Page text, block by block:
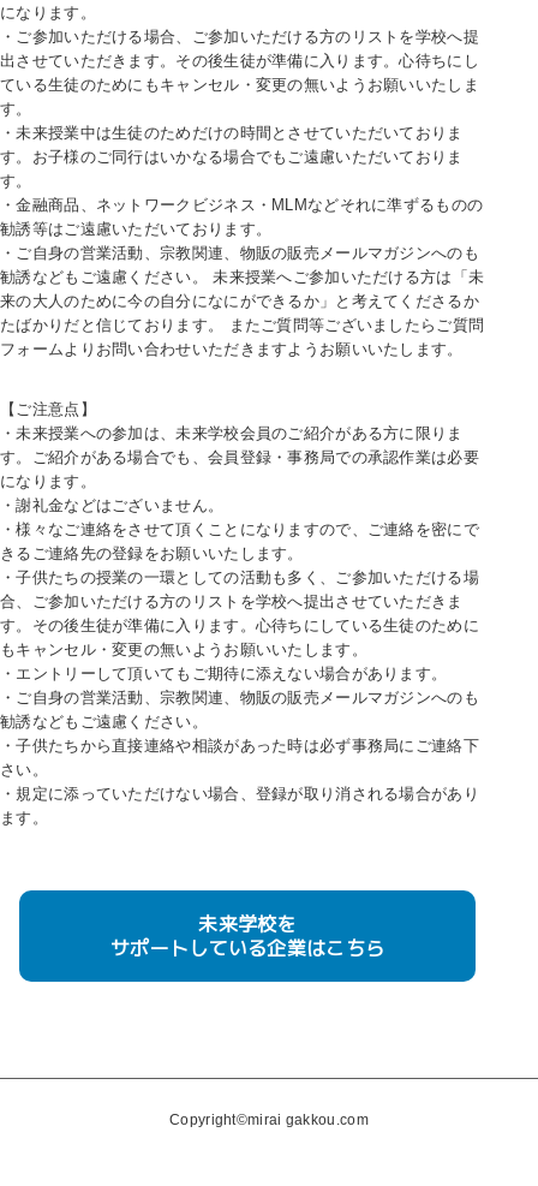
になります。
・ご参加いただける場合、ご参加いただける方のリストを学校へ提
出させていただきます。その後生徒が準備に入ります。心待ちにし
ている生徒のためにもキャンセル・変更の無いようお願いいたしま
す。
・未来授業中は生徒のためだけの時間とさせていただいておりま
す。お子様のご同行はいかなる場合でもご遠慮いただいておりま
す。
・金融商品、ネットワークビジネス・MLMなどそれに準ずるものの
勧誘等はご遠慮いただいております。
・ご自身の営業活動、宗教関連、物販の販売メールマガジンへのも
勧誘などもご遠慮ください。 未来授業へご参加いただける方は「未
来の大人のために今の自分になにができるか」と考えてくださるか
たばかりだと信じております。 またご質問等ございましたらご質問
フォームよりお問い合わせいただきますようお願いいたします。
【ご注意点】
・未来授業への参加は、未来学校会員のご紹介がある方に限りま
す。ご紹介がある場合でも、会員登録・事務局での承認作業は必要
になります。
・謝礼金などはございません。
・様々なご連絡をさせて頂くことになりますので、ご連絡を密にで
きるご連絡先の登録をお願いいたします。
・子供たちの授業の一環としての活動も多く、ご参加いただける場
合、ご参加いただける方のリストを学校へ提出させていただきま
す。その後生徒が準備に入ります。心待ちにしている生徒のために
もキャンセル・変更の無いようお願いいたします。
・エントリーして頂いてもご期待に添えない場合があります。
・ご自身の営業活動、宗教関連、物販の販売メールマガジンへのも
勧誘などもご遠慮ください。
・子供たちから直接連絡や相談があった時は必ず事務局にご連絡下
さい。
・規定に添っていただけない場合、登録が取り消される場合があり
ます。
未来学校を
サポートしている企業はこちら
Copyright©mirai gakkou.com